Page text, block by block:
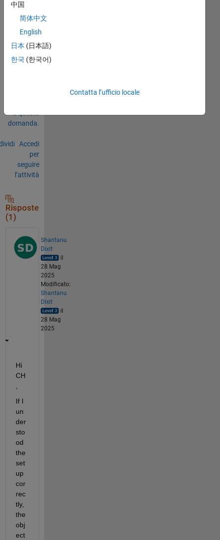
0
Commenti
Accedi
per
domanda.
Accedi
per
seguire
l’attività
Risposte
(1)
Shantanu
Dixit
il
28 Mag
2025
Modificato:
Shantanu
Dixit
il
28 Mag
2025
Hi
CH
If I
un
der
sto
od
the
set
up
cor
rec
tly,
the
obj
ect
中国
简体中文
English
日本 (日本語)
한국 (한국어)
Contatta l’ufficio locale